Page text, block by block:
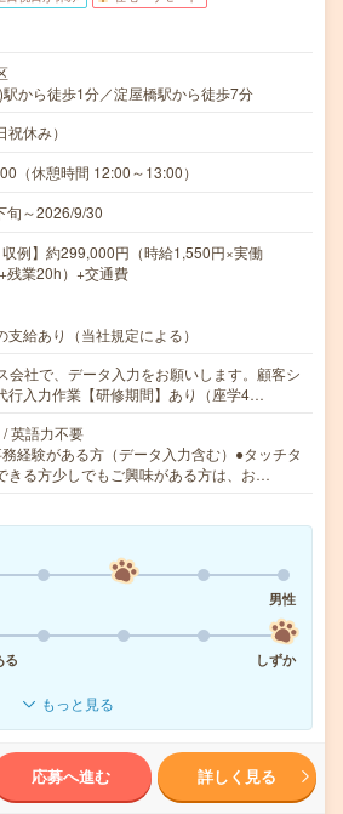
から徒歩1分／淀屋橋駅から徒歩7分
祝休み）
（休憩時間 12:00～13:00）
旬～2026/9/30
例】約299,000円（時給1,550円×実働
残業20h）+交通費
支給あり（当社規定による）
会社で、データ入力をお願いします。顧客シ
行入力作業【研修期間】あり（座学4…
英語力不要
経験がある方（データ入力含む）●タッチタ
きる方少しでもご興味がある方は、お…
男性
る
しずか
もっと見る
応募へ進む 詳しく見る